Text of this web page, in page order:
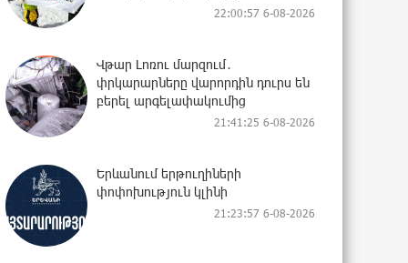
22:00:57 6-08-2026
Վթար Լոռու մարզում․
փրկարարները վարորդին դուրս են
բերել արգելափակումից
21:41:25 6-08-2026
Երևանում երթուղիների
փոփոխություն կլինի
21:23:57 6-08-2026